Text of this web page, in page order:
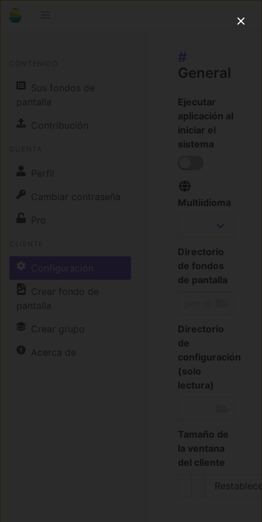
Sus fondos de
pantalla
Contribución
Perfil
Cambiar contraseña
Pro
Configuración
Crear fondo de
pantalla
Crear grupo
Acerca de
#
General
Ejecutar
aplicación al
iniciar el
sistema
Multiidioma
Directorio
de fondos
de pantalla
Directorio
de
configuración
(solo
lectura)
Tamaño de
la ventana
del cliente